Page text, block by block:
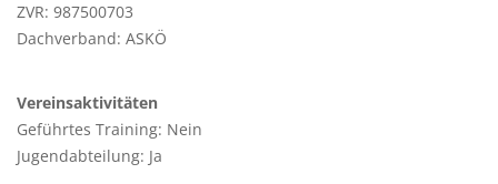
ZVR: 987500703
Dachverband: ASKÖ
Vereinsaktivitäten
Geführtes Training: Nein
Jugendabteilung: Ja